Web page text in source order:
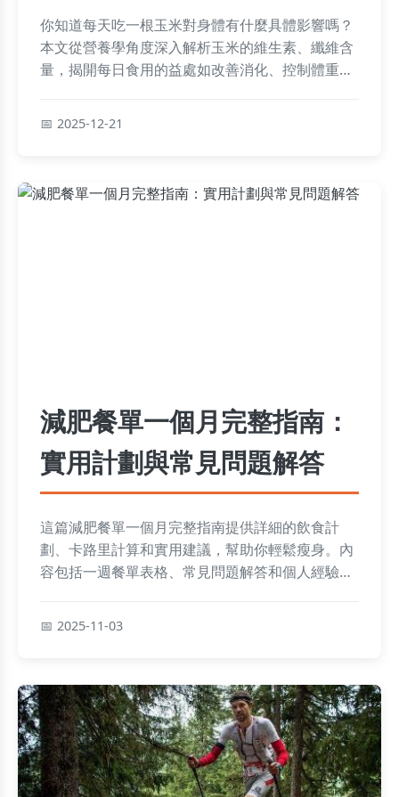
你知道每天吃一根玉米對身體有什麼具體影響嗎？
本文從營養學角度深入解析玉米的維生素、纖維含
量，揭開每日食用的益處如改善消化、控制體重，
2025-12-21
減肥餐單一個月完整指南：
實用計劃與常見問題解答
這篇減肥餐單一個月完整指南提供詳細的飲食計
劃、卡路里計算和實用建議，幫助你輕鬆瘦身。內
容包括一週餐單表格、常見問題解答和個人經驗分
2025-11-03